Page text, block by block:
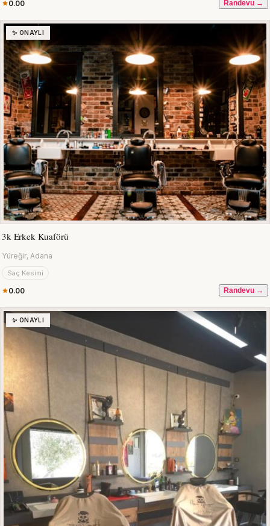
0.00 Randevu →
✨ ONAYLI
3k Erkek Kuaförü
Yüreğir, Adana
Saç Kesimi
0.00 Randevu →
✨ ONAYLI